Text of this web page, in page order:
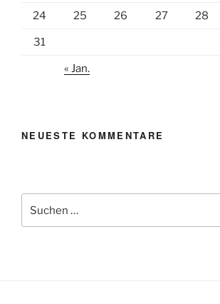
24 25 26 27 28
31
« Jan.
NEUESTE KOMMENTARE
nach: